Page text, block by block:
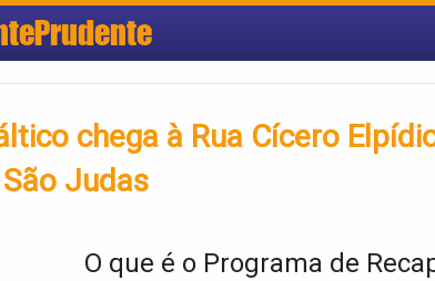
chega à Rua Cícero
Judas
O que é o Programa de